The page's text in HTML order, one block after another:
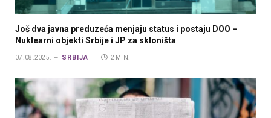
Još dva javna preduzeća menjaju status i postaju DOO –
Nuklearni objekti Srbije i JP za skloništa
07.08.2025. SRBIJA 2 MIN.